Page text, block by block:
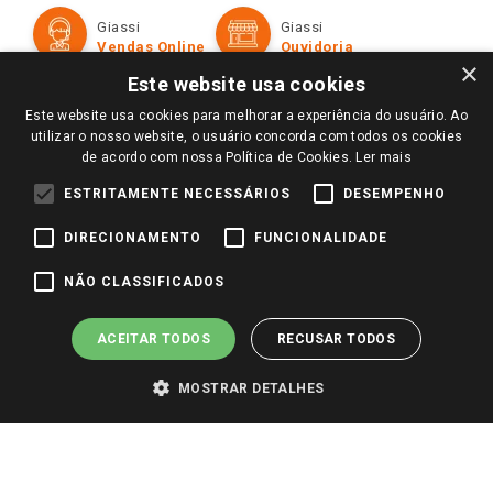
Televendas
Perguntas frequentes
Trabalhe Conosco
Identidade Visual
Formas de Pagamento
Políticas de entrega
Trocas e Devoluções
Giassi
Vendas Online
Giassi
Ouvidoria
Redes Sociais
Pagamento e Segurança
×
Este website usa cookies
Este website usa cookies para melhorar a experiência do usuário. Ao
utilizar o nosso website, o usuário concorda com todos os cookies
de acordo com nossa Política de Cookies. Ler mais
ESTRITAMENTE NECESSÁRIOS DESEMPENHO
DIRECIONAMENTO FUNCIONALIDADE
NÃO CLASSIFICADOS
ACEITAR TODOS RECUSAR TODOS
MOSTRAR DETALHES